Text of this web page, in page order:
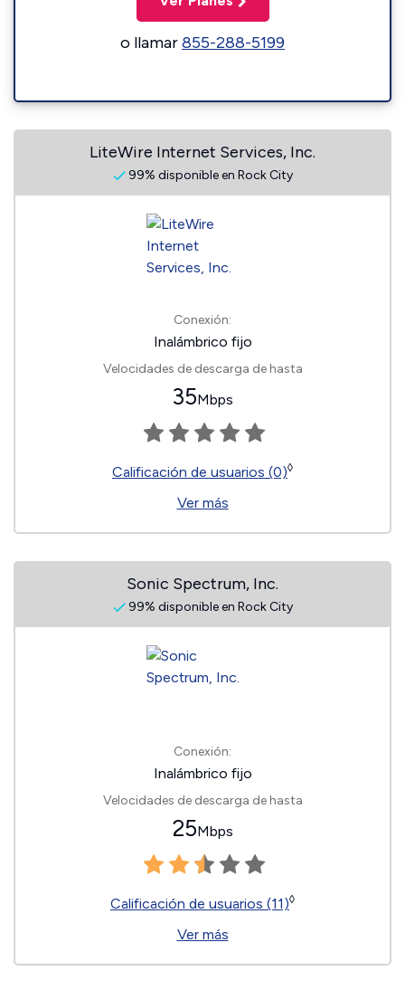
o llamar855-288-5199
LiteWire Internet Services, Inc.
99% disponible en Rock City
Conexión:
Inalámbrico fijo
Velocidades de descarga de hasta
35Mbps
Calificación de usuarios (0)◊
Ver más
Sonic Spectrum, Inc.
99% disponible en Rock City
Conexión:
Inalámbrico fijo
Velocidades de descarga de hasta
25Mbps
Calificación de usuarios (11)◊
Ver más